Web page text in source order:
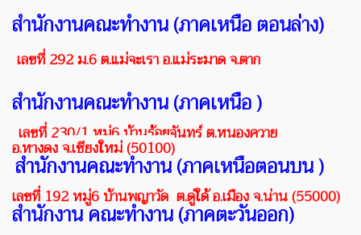
สำนักงานคณะทำงาน (ภาคเหนือ ตอนล่าง)
เลขที่ 292 ม.6 ต.แม่จะเรา อ.แม่ระมาด จ.ตาก
สำนักงานคณะทำงาน (ภาคเหนือ )
เลขที่230/1 หมู่6 บ้านร้อยจันทร์ ต.หนองควาย
อ.หางดงจ.เชียงใหม่ (50100)
สำนักงานคณะทำงาน (ภาคเหนือตอนบน )
เลขที่ 192 หมู่6 บ้านพญาวัด ต.ดู่ใด้ อ.เมืองจ.น่าน (55000)
สำนักงาน คณะทำงาน (ภาคตะวันออก)